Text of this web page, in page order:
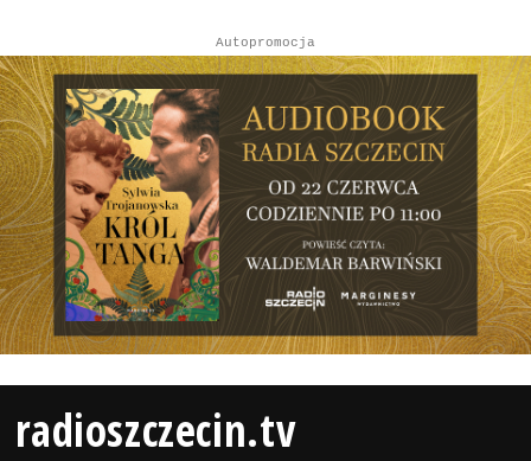
Autopromocja
radioszczecin.tv